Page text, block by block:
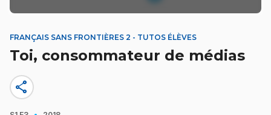
FRANÇAIS SANS FRONTIÈRES 2 - TUTOS ÉLÈVES
Toi, consommateur de médias
share